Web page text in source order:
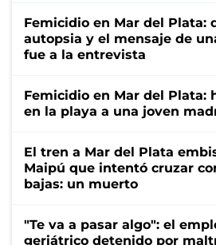
Femicidio en Mar del Plata:
autopsia y el mensaje de
fue a la entrevista
Femicidio en Mar del Plata:
en la playa a una joven
El tren a Mar del Plata
Maipú que intentó cruzar
bajas: un muerto
"Te va a pasar algo": el
geriátrico detenido por